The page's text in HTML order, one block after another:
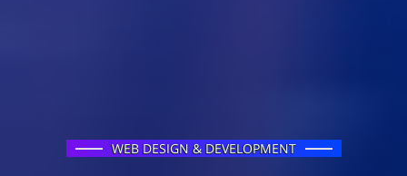
WEB DESIGN & DEVELOPMENT